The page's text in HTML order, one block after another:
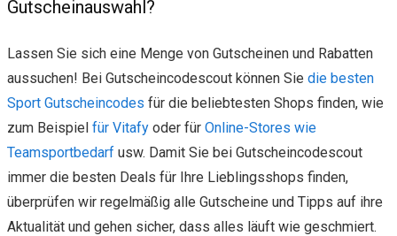
Gutscheinauswahl?
Lassen Sie sich eine Menge von Gutscheinen und Rabatten
aussuchen! Bei Gutscheincodescout können Sie die besten
Sport Gutscheincodes für die beliebtesten Shops finden, wie
zum Beispiel für Vitafy oder für Online-Stores wie
Teamsportbedarf usw. Damit Sie bei Gutscheincodescout
immer die besten Deals für Ihre Lieblingsshops finden,
überprüfen wir regelmäßig alle Gutscheine und Tipps auf ihre
Aktualität und gehen sicher, dass alles läuft wie geschmiert.